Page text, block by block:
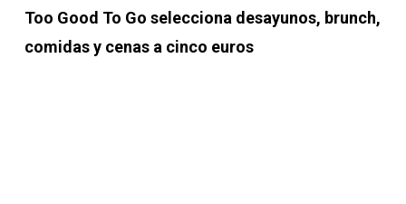
Too Good To Go selecciona desayunos, brunch,
comidas y cenas a cinco euros